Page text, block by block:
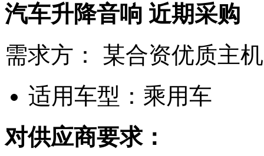
汽车升降音响 近期采购
需求方：
某合资优质主
适用车型： 乘用车
对供应商要求：